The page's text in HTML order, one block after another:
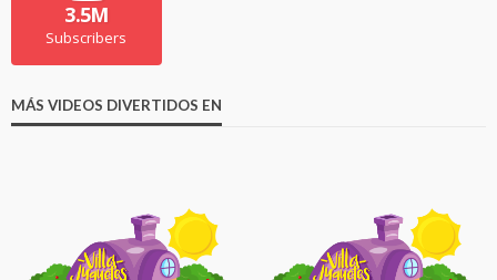
3.5M
Subscribers
MÁS VIDEOS DIVERTIDOS EN